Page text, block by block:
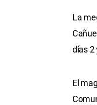
La
días 2
El